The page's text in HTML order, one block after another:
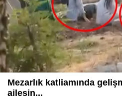
Mezarlık katliamında
ailesin...